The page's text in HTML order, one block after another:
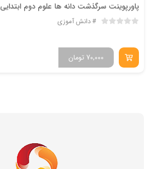
پاورپوینت سرگذشت دانه ها علوم دوم ابتدایی
دانش آموزی
تومان 70,000